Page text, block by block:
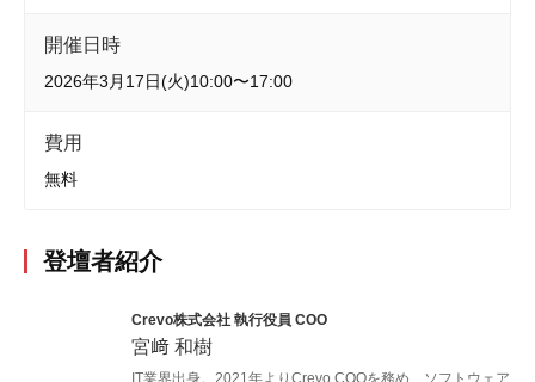
開催日時
2026年3月17日(火)10:00〜17:00
費用
無料
登壇者紹介
Crevo株式会社 執行役員 COO
宮﨑 和樹
IT業界出身。2021年よりCrevo COOを務め、ソフトウェア